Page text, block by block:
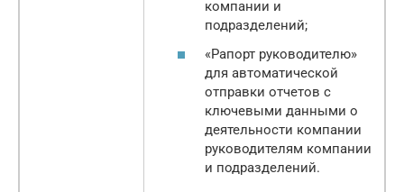
компании и
подразделений;
«Рапорт руководителю»
для автоматической
отправки отчетов с
ключевыми данными о
деятельности компании
руководителям компании
и подразделений.